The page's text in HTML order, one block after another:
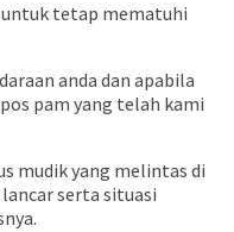
untuk tetap mematuhi
anda dan apabila
pam yang telah kami
mudik yang melintas di
serta situasi